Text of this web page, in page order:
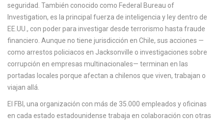
l
a
n
c
seguridad . También conocido como Federal Bureau of
Investigation, es la principal fuerza de inteligencia y ley dentro de
EE.UU., con poder para investigar desde terrorismo hasta fraude
financiero. Aunque no tiene jurisdicción en Chile, sus acciones —
como arrestos policiacos en Jacksonville o investigaciones sobre
corrupción en empresas multinacionales— terminan en las
portadas locales porque afectan a chilenos que viven, trabajan o
viajan allá.
El FBI , una organización con más de 35.000 empleados y oficinas
en cada estado estadounidense trabaja en colaboración con otras